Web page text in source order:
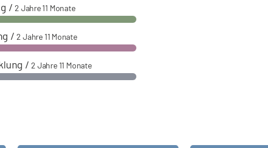
/2 Jahre 11 Monate
/2 Jahre 11 Monate
/2 Jahre 11 Monate